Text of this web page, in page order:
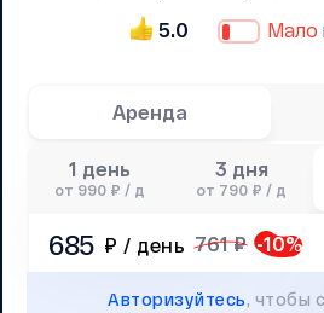
5.0 Мало
Аренда
1 день
от 990 ₽ / д
3 дня
от 790 ₽ / д
685 ₽ / день 761 ₽ -10%
Авторизуйтесь, чтобы